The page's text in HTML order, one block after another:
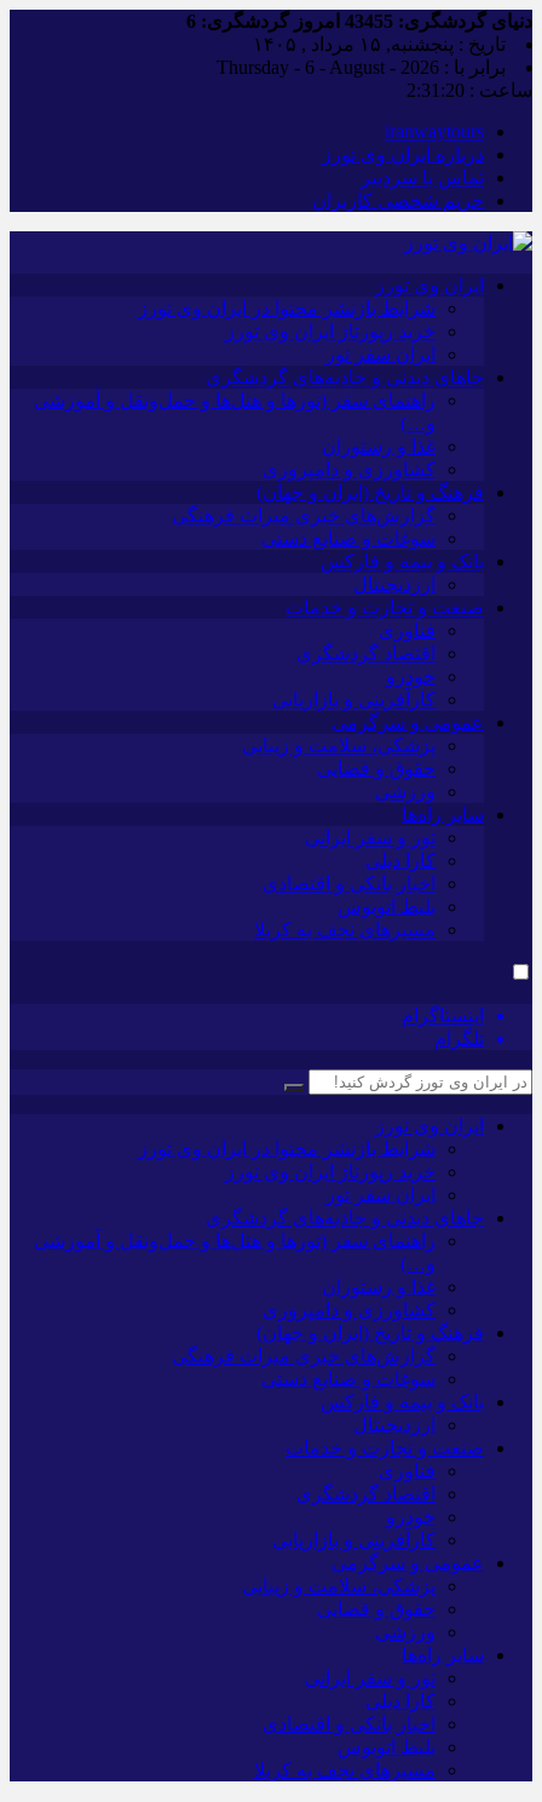
دنیای گردشگری: امروز گردشگری:
تاریخ : پنجشنبه, ۱۵ مرداد , ۱۴۰۵
برابر با : Thursday - 6 - August - 2026
ساعت : 2:31:21
iranwaytours
درباره ایران وی تورز
تماس با سردبیر
حریم شخصی کاربران
ایران وی تورز
شرایط بازنشر محتوا در ایران وی تورز
خرید رپورتاژ ایران وی تورز
ایران سفر تور
جاهای دیدنی و جاذبه‌های گردشگری
راهنمای سفر (تورها و هتل‌ها و حمل‌و‌نقل و آموزشی
و…)
غذا و رستوران
کشاورزی و دامپروری
فرهنگ و تاریخ (ایران و جهان)
گزارش‌های خبری میراث فرهنگی
سوغات و صنایع دستی
بانک و بیمه و فارکس
ارزدیجیتال
صنعت و تجارت و خدمات
فناوری
اقتصاد گردشگری
خودرو
کارآفرینی و بازاریابی
عمومی و سرگرمی
پزشکی، سلامت و زیبایی
حقوق و قضایی
ورزشی
سایر راه‌ها
تور و سفر ایرانی
کارا دیلی
اخبار بانکی و اقتصادی
بلیط اتوبوس
مسیرهای نجف به کربلا
اینستاگرام
تلگرام
ایران وی تورز
شرایط بازنشر محتوا در ایران وی تورز
خرید رپورتاژ ایران وی تورز
ایران سفر تور
جاهای دیدنی و جاذبه‌های گردشگری
راهنمای سفر (تورها و هتل‌ها و حمل‌و‌نقل و آموزشی
و…)
غذا و رستوران
کشاورزی و دامپروری
فرهنگ و تاریخ (ایران و جهان)
گزارش‌های خبری میراث فرهنگی
سوغات و صنایع دستی
بانک و بیمه و فارکس
ارزدیجیتال
صنعت و تجارت و خدمات
فناوری
اقتصاد گردشگری
خودرو
کارآفرینی و بازاریابی
عمومی و سرگرمی
پزشکی، سلامت و زیبایی
حقوق و قضایی
ورزشی
سایر راه‌ها
تور و سفر ایرانی
کارا دیلی
اخبار بانکی و اقتصادی
بلیط اتوبوس
مسیرهای نجف به کربلا